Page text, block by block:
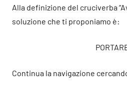
Alla definizione del cruciverba
soluzione che ti proponiamo è:
Continua la navigazione